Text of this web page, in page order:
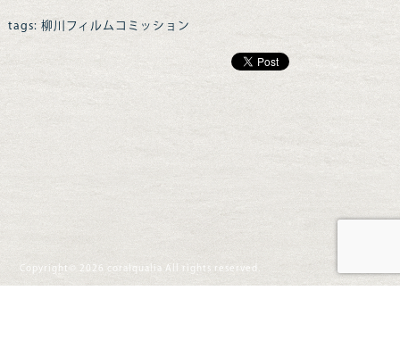
tags: 柳川フィルムコミッション
Copyright© 2026 coralqualia All rights reserved.